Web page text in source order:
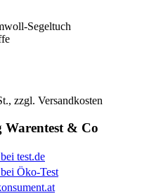
Segeltuch
zzgl. Versandkosten
Warentest & Co
test.de
Öko-Test